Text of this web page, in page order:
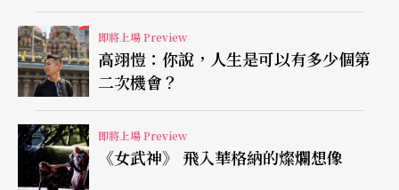
與大稻埕在地文化碰撞嶄新火花。而以派對為形
式，逼視全球資本主義的身體政治議題之作《女神
我》，則是由曾參與第六屆台北雙年展並獲台北美
術獎首獎的余政達策劃，透過藝術家獨特的身體經
驗，在慾望已死的消費邊界下思考生命與存在的意
義。「縫 盜 聲 程 遊：稻埕發聲」則由金音獎得主
即將上場 Preview
高翊愷：你說，人生是可以有多少個第
二次機會？
即將上場 Preview
《女武神》 飛入華格納的燦爛想像